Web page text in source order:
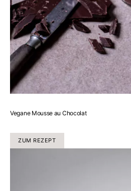
Vegane Mousse au Chocolat
ZUM REZEPT